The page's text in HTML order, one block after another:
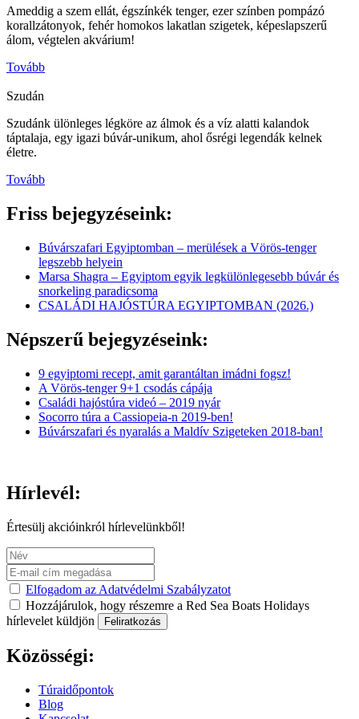
Ameddig a szem ellát, égszínkék tenger, ezer színben pompázó
korallzátonyok, fehér homokos lakatlan szigetek, képeslapszerű
álom, végtelen akvárium!
Tovább
Szudán
Szudánk ülönleges légköre az álmok és a víz alatti kalandok
táptalaja, egy igazi búvár-unikum, ahol ősrégi legendák kelnek
életre.
Tovább
Friss bejegyzéseink:
Búvárszafari Egyiptomban – merülések a Vörös-tenger
legszebb helyein
Marsa Shagra – Egyiptom egyik legkülönlegesebb búvár és
snorkeling paradicsoma
CSALÁDI HAJÓSTÚRA EGYIPTOMBAN (2026.)
Népszerű bejegyzéseink:
9 egyiptomi recept, amit garantáltan imádni fogsz!
A Vörös-tenger 9+1 csodás cápája
Családi hajóstúra videó – 2019 nyár
Socorro túra a Cassiopeia-n 2019-ben!
Búvárszafari és nyaralás a Maldív Szigeteken 2018-ban!
Hírlevél:
Értesülj akcióinkról hírlevelünkből!
Elfogadom az Adatvédelmi Szabályzatot
Hozzájárulok, hogy részemre a Red Sea Boats Holidays
hírlevelet küldjön
Feliratkozás
Közösségi:
Túraidőpontok
Blog